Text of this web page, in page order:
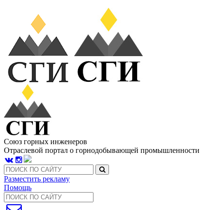
Союз горных инженеров
Отраслевой портал о горнодобывающей промышленности
Разместить рекламу
Помощь